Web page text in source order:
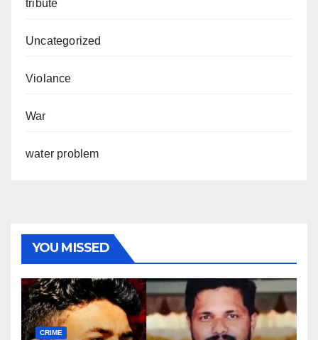
tribute
Uncategorized
Violance
War
water problem
YOU MISSED
CRIME